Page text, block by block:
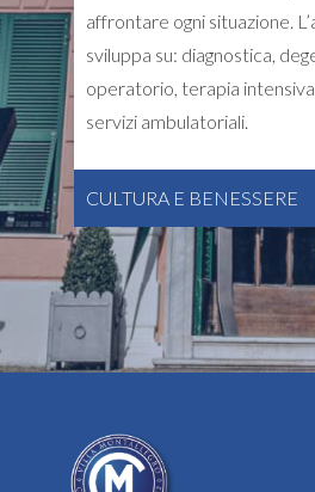
affrontare ogni situazione.
sviluppa su: diagnostica,
operatorio, terapia
servizi ambulatoriali.
CULTURA E BENESSERE